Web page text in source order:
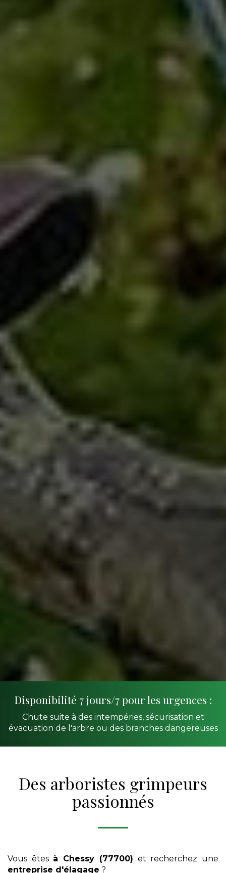
Disponibilité 7 jours/7 pour les urgences :
Chute suite à des intempéries, sécurisation et
évacuation de l'arbre ou des branches dangereuses
Des arboristes grimpeurs
passionnés
Vous êtes à Chessy (77700) et recherchez une
entreprise d'élagage ?